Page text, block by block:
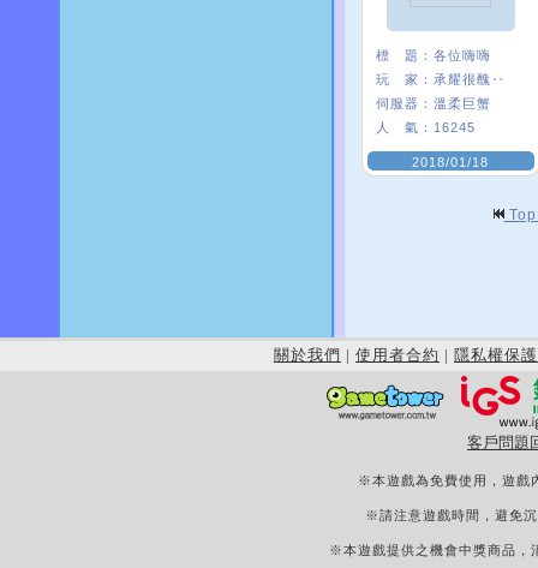
標 題： 各位嗨嗨
玩 家： 承耀很醜‥
伺服器： 溫柔巨蟹
人 氣： 16245
2018/01/18
關於我們 | 使用者合約 | 隱私權保護
客戶問題
※本遊戲為免費使用，遊戲
※請注意遊戲時間，避免
※本遊戲提供之機會中獎商品，